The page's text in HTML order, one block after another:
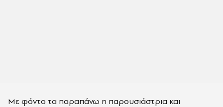
Με φόντο τα παραπάνω η παρουσιάστρια και